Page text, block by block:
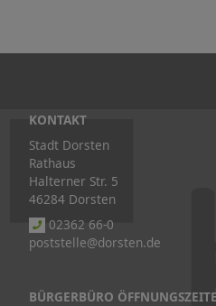
KONTAKT
Stadt Dorsten
Rathaus
Halterner Str. 5
46284 Dorsten
02362 66-0
poststelle@dorsten.de
BÜRGERBÜRO